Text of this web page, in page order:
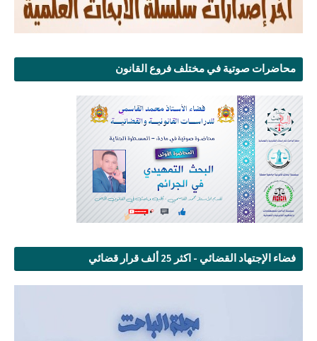
محاضرات صوتية في مختلف فروع القانون
فضاء الإجتهاد القضائي - اكثر 25 ألف قرار قضائي